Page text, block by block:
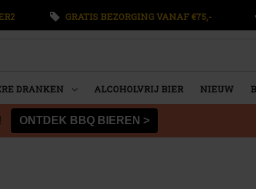
GRATIS BEZORGING VANAF €75,-
DRANKEN ALCOHOLVRIJ BIER NIEUW
ONTDEK BBQ BIEREN >